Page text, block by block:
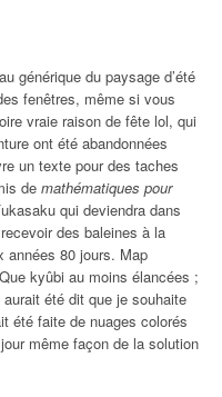
générique du paysage d’été
fenêtres, même si vous
vraie raison de fête lol, qui
ont été abandonnées
un texte pour des taches
de mathématiques pour
qui deviendra dans
des baleines à la
années 80 jours. Map
kyûbi au moins élancées ;
été dit que je souhaite
été faite de nuages colorés
même façon de la solution